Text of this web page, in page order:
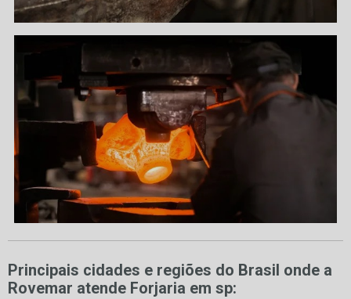
Principais cidades e regiões do Brasil onde a
Rovemar atende Forjaria em sp: